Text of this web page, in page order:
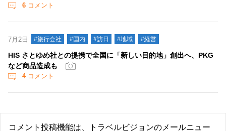
6 コメント
7月2日 #旅行会社 #国内 #訪日 #地域 #経営
HIS さとゆめ社との提携で全国に「新しい目的地」創出へ、PKG
など商品造成も
4コメント
コメント投稿機能は、トラベルビジョンのメールニュー